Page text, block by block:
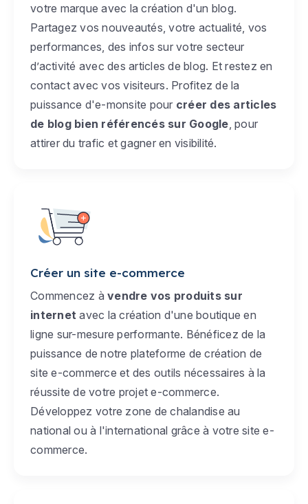
votre marque avec la création d'un blog.
Partagez vos nouveautés, votre actualité, vos
performances, des infos sur votre secteur
d’activité avec des articles de blog. Et restez en
contact avec vos visiteurs. Profitez de la
puissance d'e-monsite pour créer des articles
de blog bien référencés sur Google , pour
attirer du trafic et gagner en visibilité.
Créer un site e-commerce
Commencez à vendre vos produits sur
internet avec la création d'une boutique en
ligne sur-mesure performante. Bénéficez de la
puissance de notre plateforme de création de
site e-commerce et des outils nécessaires à la
réussite de votre projet e-commerce.
Développez votre zone de chalandise au
national ou à l'international grâce à votre site e-
commerce.